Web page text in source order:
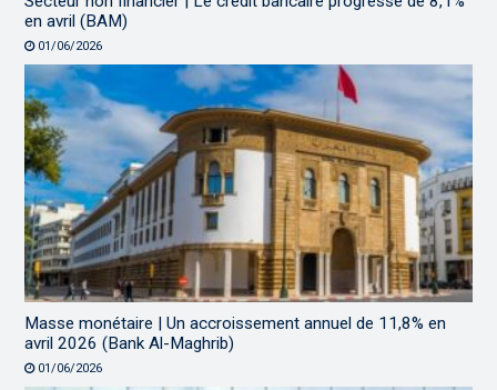
en avril (BAM)
01/06/2026
Masse monétaire | Un accroissement annuel de 11,8% en
avril 2026 (Bank Al-Maghrib)
01/06/2026